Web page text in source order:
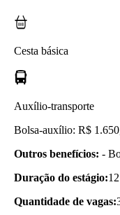
Cesta básica
Auxílio-transporte
Bolsa-auxílio: R$
Outros benefícios: -
Duração do estágio:
Quantidade de vagas: